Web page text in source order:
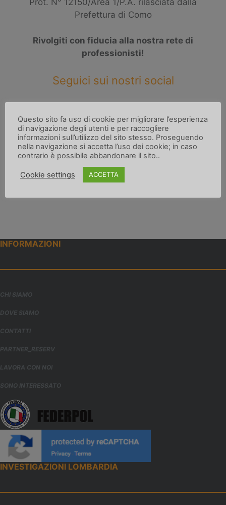
Prot. N° 12150/Area 1/P.A. rilasciata dalla
Prefettura di Como
Rivolgiti con fiducia alla nostra rete di
professionisti!
Seguici sui nostri social
Operativi 24/7 in tutta Italia, CHIAMACI!
+39 3920078824
INFORMAZIONI
CHI SIAMO
DOVE SIAMO
CONTATTI
PARTNER_RESERV
LAVORA CON NOI
SONO INTERESSATO
INVESTIGAZIONI LOMBARDIA
Questo sito fa uso di cookie per migliorare l’esperienza
di navigazione degli utenti e per raccogliere
informazioni sull’utilizzo del sito stesso. Proseguendo
nella navigazione si accetta l’uso dei cookie; in caso
contrario è possibile abbandonare il sito..
Cookie settings ACCETTA